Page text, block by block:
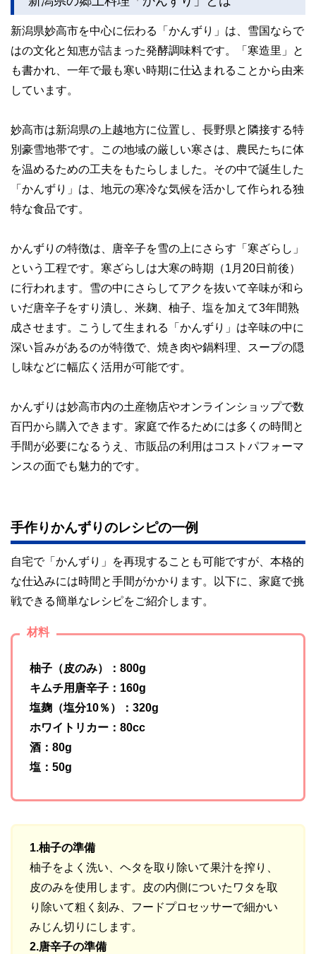
新潟県妙高市を中心に伝わる「かんずり」は、雪国ならで
はの文化と知恵が詰まった発酵調味料です。「寒造里」と
も書かれ、一年で最も寒い時期に仕込まれることから由来
しています。
妙高市は新潟県の上越地方に位置し、長野県と隣接する特
別豪雪地帯です。この地域の厳しい寒さは、農民たちに体
を温めるための工夫をもたらしました。その中で誕生した
「かんずり」は、地元の寒冷な気候を活かして作られる独
特な食品です。
かんずりの特徴は、唐辛子を雪の上にさらす「寒ざらし」
という工程です。寒ざらしは大寒の時期（1月20日前後）
に行われます。雪の中にさらしてアクを抜いて辛味が和ら
いだ唐辛子をすり潰し、米麹、柚子、塩を加えて3年間熟
成させます。こうして生まれる「かんずり」は辛味の中に
深い旨みがあるのが特徴で、焼き肉や鍋料理、スープの隠
し味などに幅広く活用が可能です。
かんずりは妙高市内の土産物店やオンラインショップで数
百円から購入できます。家庭で作るためには多くの時間と
手間が必要になるうえ、市販品の利用はコストパフォーマ
ンスの面でも魅力的です。
手作りかんずりのレシピの一例
自宅で「かんずり」を再現することも可能ですが、本格的
な仕込みには時間と手間がかかります。以下に、家庭で挑
戦できる簡単なレシピをご紹介します。
材料
柚子（皮のみ）：800g
キムチ用唐辛子：160g
塩麹（塩分10％）：320g
ホワイトリカー：80cc
酒：80g
塩：50g
1.柚子の準備
柚子をよく洗い、ヘタを取り除いて果汁を搾り、
皮のみを使用します。皮の内側についたワタを取
り除いて粗く刻み、フードプロセッサーで細かい
みじん切りにします。
2.唐辛子の準備